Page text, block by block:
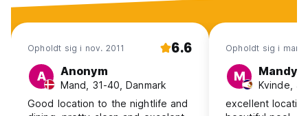
Opholdt sig i nov. 2011 6.6
A Anonym
Mand, 31-40, Danmark
Good location to the nightlife and
Opholdt sig i mar.
M Mandy
excellent